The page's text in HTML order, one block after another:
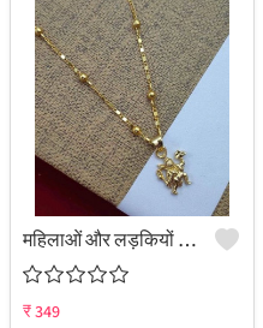
महिलाओं और लड़कियों के लिए पेंडेंट का सेट
₹349